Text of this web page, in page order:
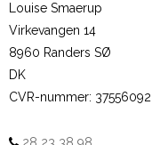
Louise Smaerup
Virkevangen 14
8960 Randers SØ
DK
CVR-nummer: 37556092